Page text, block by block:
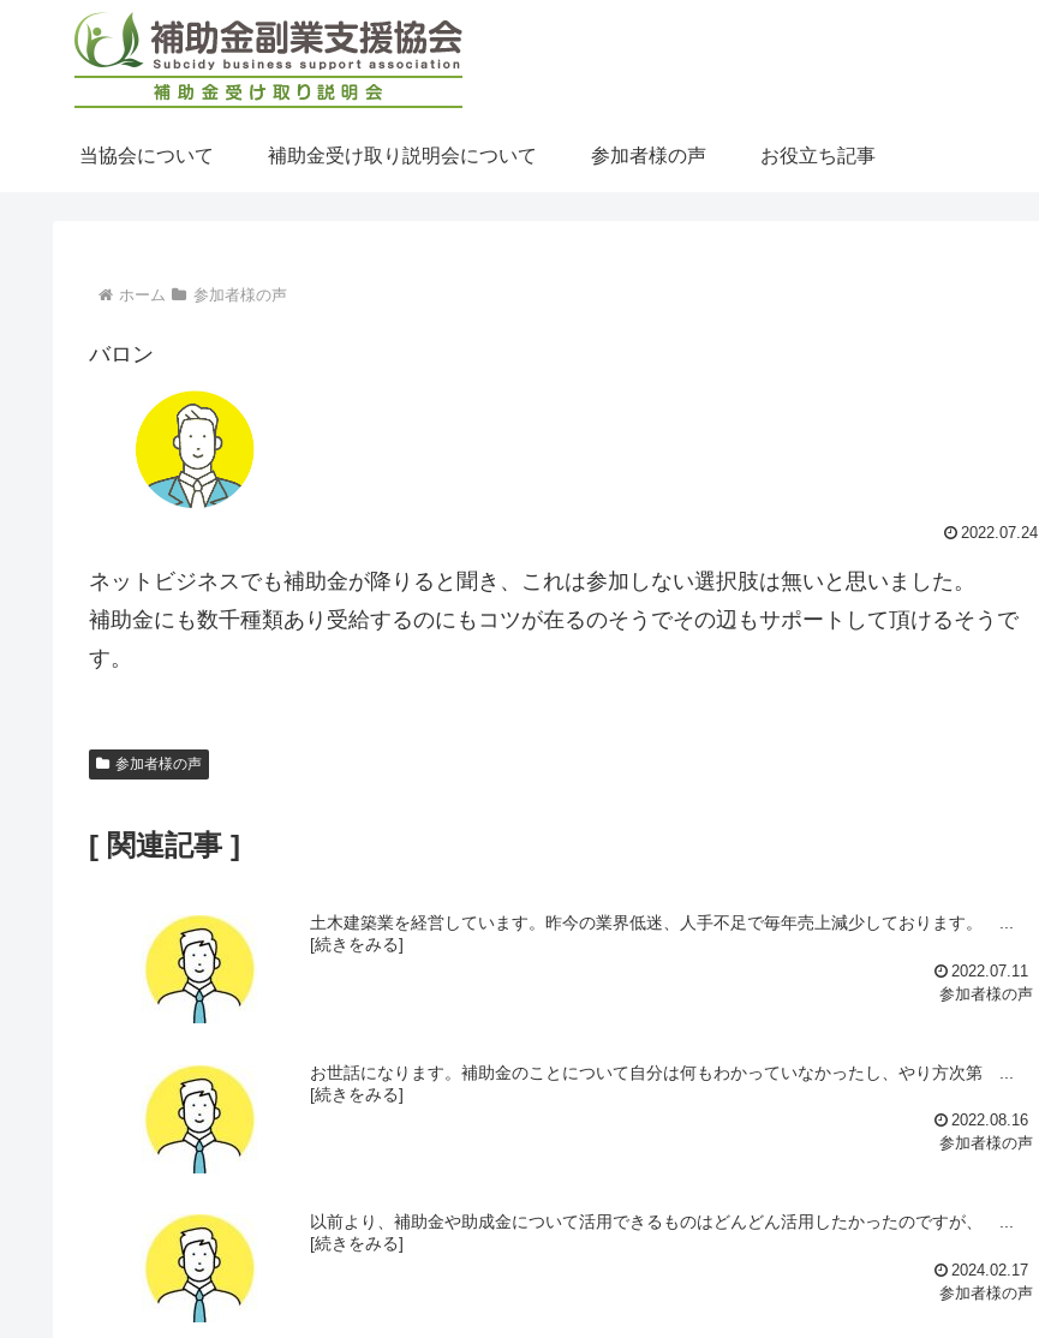
当協会について 補助金受け取り説明会について 参加者様の声 お役立ち記事
ホーム 参加者様の声
バロン
2022.07.24
ネットビジネスでも補助金が降りると聞き、これは参加しない選択肢は無いと思いました。
補助金にも数千種類あり受給するのにもコツが在るのそうでその辺もサポートして頂けるそうで
す。
参加者様の声
[ 関連記事 ]
土木建築業を経営しています。昨今の業界低迷、人手不足で毎年売上減少しております。 ...
[続きをみる]
2022.07.11
参加者様の声
お世話になります。補助金のことについて自分は何もわかっていなかったし、やり方次第 ...
[続きをみる]
2022.08.16
参加者様の声
以前より、補助金や助成金について活用できるものはどんどん活用したかったのですが、 ...
[続きをみる]
2024.02.17
参加者様の声